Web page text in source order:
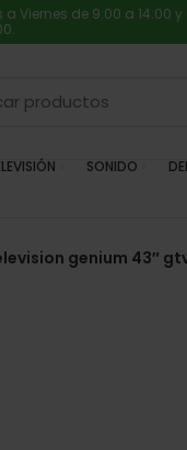
a Viernes de 9:00 a 14:00
SONIDO
genium 43″